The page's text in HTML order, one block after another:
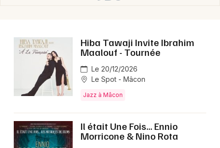
Hiba Tawaji Invite Ibrahim
Maalouf - Tournée
Le 20/12/2026
Le Spot - Mâcon
Jazz à Mâcon
Il était Une Fois... Ennio
Morricone & Nino Rota